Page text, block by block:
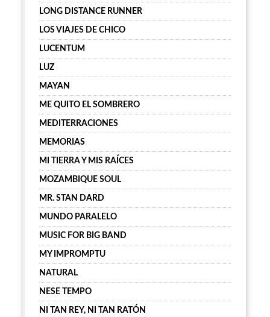
LONG DISTANCE RUNNER
LOS VIAJES DE CHICO
LUCENTUM
LUZ
MAYAN
ME QUITO EL SOMBRERO
MEDITERRACIONES
MEMORIAS
MI TIERRA Y MIS RAÍCES
MOZAMBIQUE SOUL
MR. STAN DARD
MUNDO PARALELO
MUSIC FOR BIG BAND
MY IMPROMPTU
NATURAL
NESE TEMPO
NI TAN REY, NI TAN RATÓN